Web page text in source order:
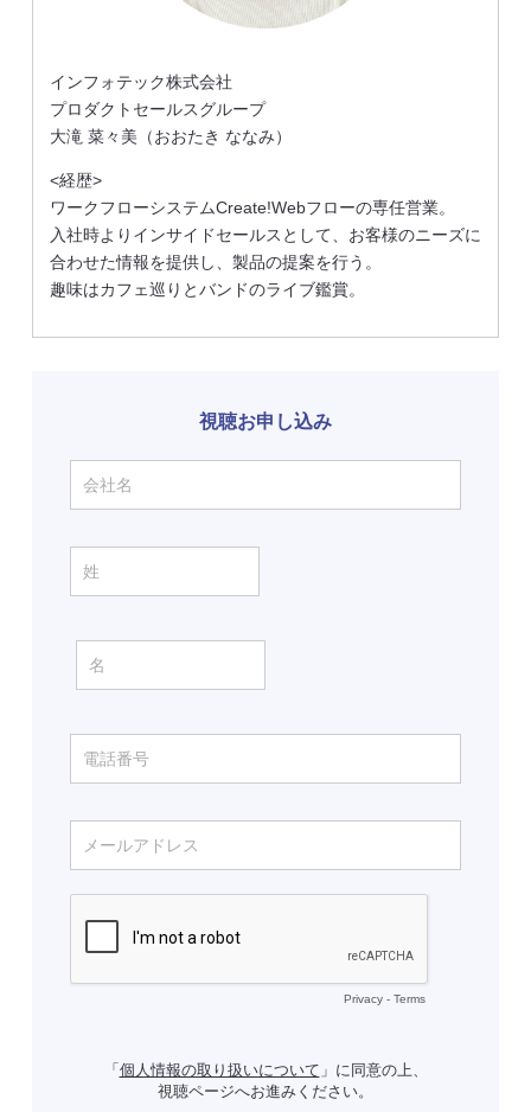
インフォテック株式会社
プロダクトセールスグループ
大滝 菜々美（おおたき ななみ）
<経歴>
ワークフローシステムCreate!Webフローの専任営業。
入社時よりインサイドセールスとして、お客様のニーズに
合わせた情報を提供し、製品の提案を行う。
趣味はカフェ巡りとバンドのライブ鑑賞。